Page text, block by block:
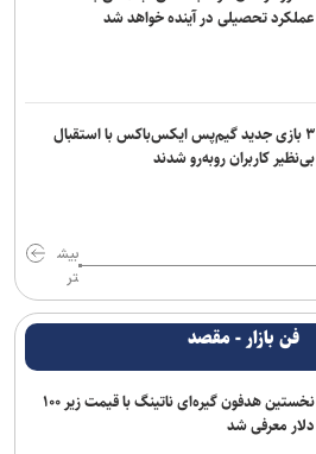
عملکرد تحصیلی در آینده خواهد شد
۳ بازی جدید گیم‌پس ایکس‌باکس با استقبال
بی‌نظیر کاربران روبه‌رو شدند
بیش
تر
فن بازار - مقصد
نخستین هدفون گیره‌ای ناتینگ با قیمت زیر ۱۰۰
دلار معرفی شد